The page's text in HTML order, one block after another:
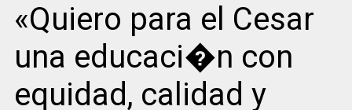
«Quiero para el Cesar
una educaci�n con
equidad, calidad y